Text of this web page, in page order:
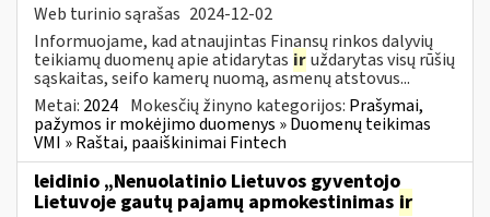
Web turinio sąrašas 2024-12-02
Informuojame, kad atnaujintas Finansų rinkos dalyvių
teikiamų duomenų apie atidarytas iruždarytas visų rūšių
sąskaitas, seifo kamerų nuomą, asmenų atstovus...
Metai: 2024 Mokesčių žinyno kategorijos: Prašymai,
pažymos ir mokėjimo duomenys » Duomenų teikimas
VMI » Raštai, paaiškinimai Fintech
leidinio „Nenuolatinio Lietuvos gyventojo
Lietuvoje gautų pajamų apmokestinimas ir